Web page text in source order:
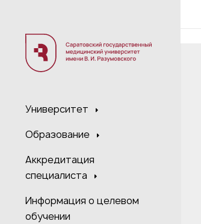
Университет
Образование
Аккредитация
специалиста
Информация о целевом
обучении